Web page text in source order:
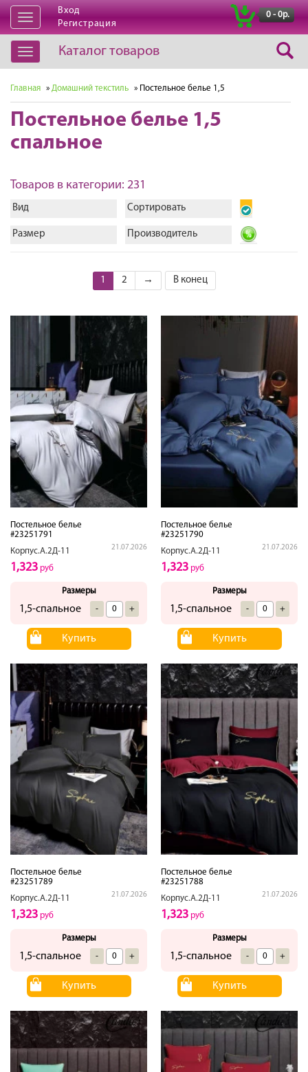
Открыть
навигацию
Вход
Регистрация
0 - 0р.
Открыть
навигацию
Каталог товаров
Главная » Домашний текстиль » Постельное белье 1,5
Постельное белье 1,5
спальное
Товаров в категории: 231
Вид Сортировать
Размер Производитель
1 2 → В конец
Постельное белье
#23251791
Корпус.А.2Д-11
21.07.2026
1,323 руб
Размеры
1,5-спальное - +
Купить
Постельное белье
#23251790
Корпус.А.2Д-11
21.07.2026
1,323 руб
Размеры
1,5-спальное - +
Купить
Постельное белье
#23251789
Корпус.А.2Д-11
21.07.2026
1,323 руб
Размеры
1,5-спальное - +
Купить
Постельное белье
#23251788
Корпус.А.2Д-11
21.07.2026
1,323 руб
Размеры
1,5-спальное - +
Купить